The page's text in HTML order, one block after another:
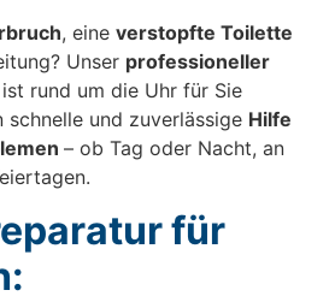
, eine verstopfte Toilette
Unser professioneller
ist rund um die Uhr für Sie
und zuverlässige Hilfe
– ob Tag oder Nacht, an
für